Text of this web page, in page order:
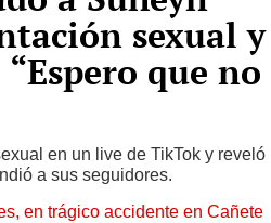
sexual y
que no
en un live de TikTok y reveló
a sus seguidores.
en trágico accidente en Cañete